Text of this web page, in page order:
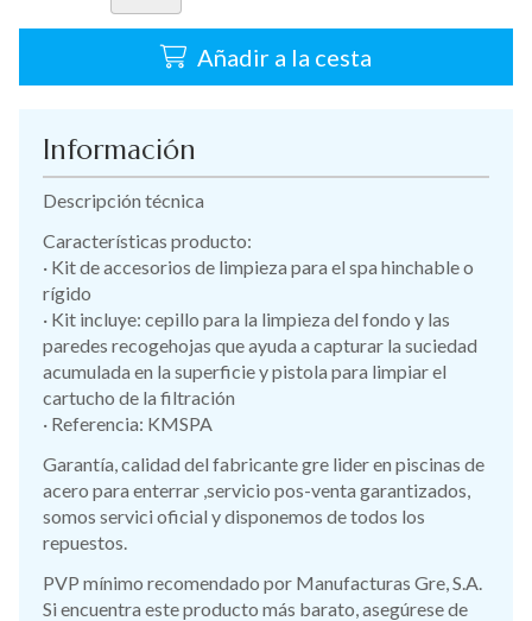
Añadir a la cesta
Información
Descripción técnica
Características producto:
· Kit de accesorios de limpieza para el spa hinchable o
rígido
· Kit incluye: cepillo para la limpieza del fondo y las
paredes recogehojas que ayuda a capturar la suciedad
acumulada en la superficie y pistola para limpiar el
cartucho de la filtración
· Referencia: KMSPA
Garantía, calidad del fabricante gre lider en piscinas de
acero para enterrar ,servicio pos-venta garantizados,
somos servici oficial y disponemos de todos los
repuestos.
PVP mínimo recomendado por Manufacturas Gre, S.A.
Si encuentra este producto más barato, asegúrese de